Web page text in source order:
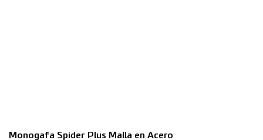
Monogafa Spider Plus Malla en Acero